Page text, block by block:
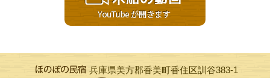
兵庫県美方郡香美町香住区訓谷383-1